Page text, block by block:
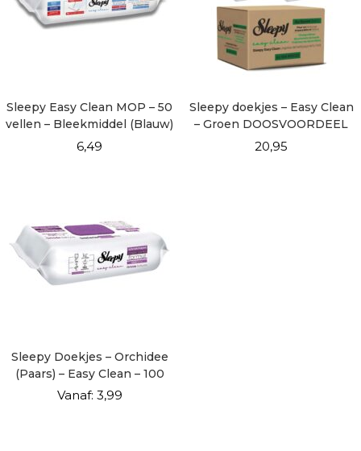
Sleepy Easy Clean MOP – 50
vellen – Bleekmiddel (Blauw)
6,49
Sleepy doekjes – Easy Clean
– Groen DOOSVOORDEEL
6×100
20,95
Sleepy Doekjes – Orchidee
(Paars) – Easy Clean – 100
vellen
Vanaf: 3,99